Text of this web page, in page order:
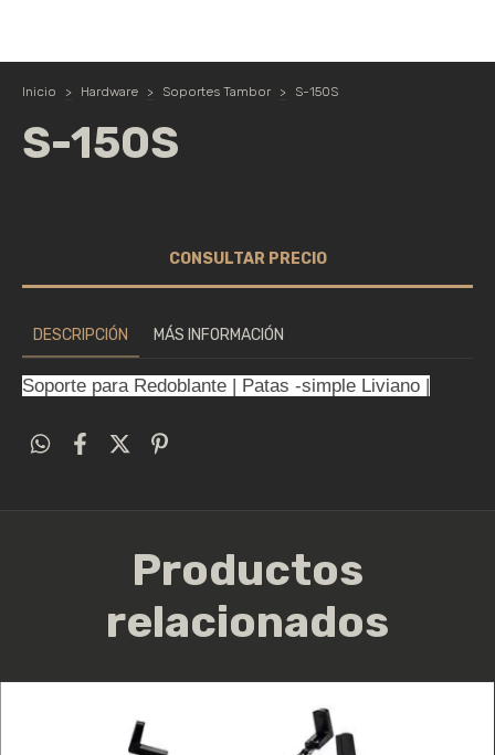
Inicio > Hardware > Soportes Tambor > S-150S
S-150S
DESCRIPCIÓN MÁS INFORMACIÓN
Soporte para Redoblante | Patas -simple Liviano |
Productos
relacionados